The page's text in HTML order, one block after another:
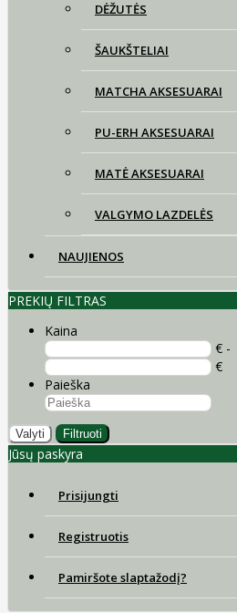
DĖŽUTĖS
ŠAUKŠTELIAI
MATCHA AKSESUARAI
PU-ERH AKSESUARAI
MATĖ AKSESUARAI
VALGYMO LAZDELĖS
NAUJIENOS
PREKIŲ FILTRAS
Kaina
€ -
€
Paieška
Valyti Filtruoti
Jūsų paskyra
Prisijungti
Registruotis
Pamiršote slaptažodį?